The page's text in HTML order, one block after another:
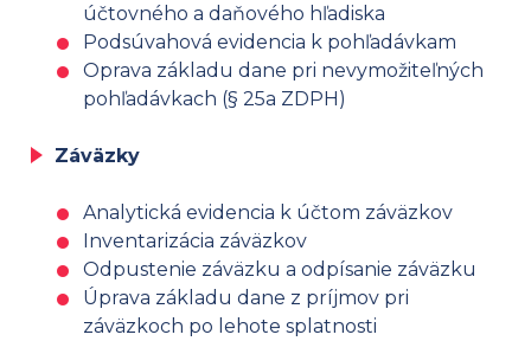
účtovného a daňového hľadiska
Podsúvahová evidencia k pohľadávkam
Oprava základu dane pri nevymožiteľných
pohľadávkach (§ 25a ZDPH)
Záväzky
Analytická evidencia k účtom záväzkov
Inventarizácia záväzkov
Odpustenie záväzku a odpísanie záväzku
Úprava základu dane z príjmov pri
záväzkoch po lehote splatnosti